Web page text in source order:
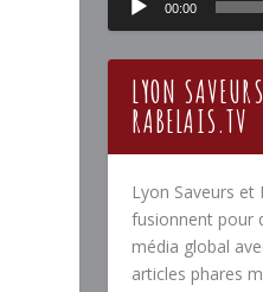
00:00
LYON
RABELAIS.TV
Lyon Saveurs et
fusionnent pour
média global
articles phares